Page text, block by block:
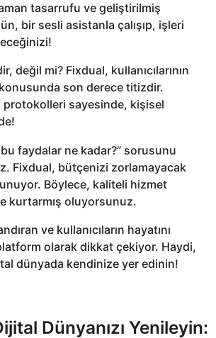
tasarrufu ve geliştirilmiş
bir sesli asistanla çalışıp, işleri
değil mi? Fixdual, kullanıcılarının
son derece titizdir.
protokolleri sayesinde, kişisel
faydalar ne kadar?” sorusunu
Fixdual, bütçenizi zorlamayacak
Böylece, kaliteli hizmet
kurtarmış oluyorsunuz.
ve kullanıcıların hayatını
olarak dikkat çekiyor. Haydi,
dünyada kendinize yer edinin!
Dünyanızı Yenileyin: